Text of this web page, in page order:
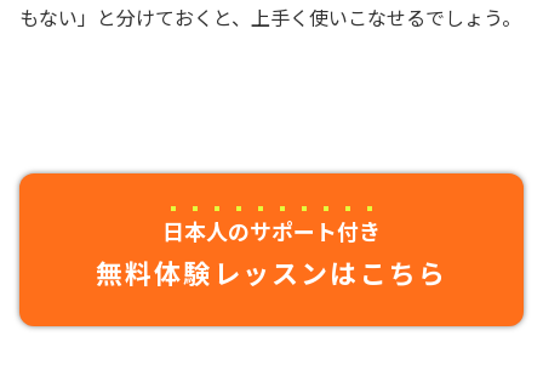
もない」と分けておくと、上手く使いこなせるでしょう。
日本人のサポート付き
無料体験レッスンはこちら